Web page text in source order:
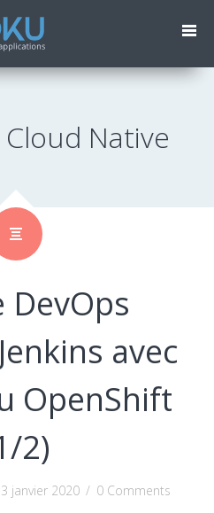
Native
DevOps
avec
OpenShift
2)
janvier 2020 / 0 Comments